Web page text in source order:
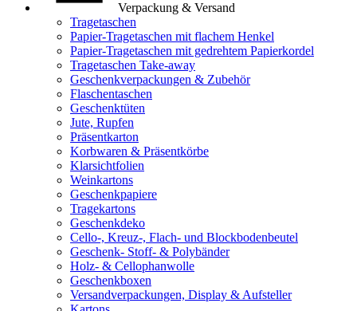
Verpackung & Versand
Tragetaschen
Papier-Tragetaschen mit flachem Henkel
Papier-Tragetaschen mit gedrehtem Papierkordel
Tragetaschen Take-away
Geschenkverpackungen & Zubehör
Flaschentaschen
Geschenktüten
Jute, Rupfen
Präsentkarton
Korbwaren & Präsentkörbe
Klarsichtfolien
Weinkartons
Geschenkpapiere
Tragekartons
Geschenkdeko
Cello-, Kreuz-, Flach- und Blockbodenbeutel
Geschenk- Stoff- & Polybänder
Holz- & Cellophanwolle
Geschenkboxen
Versandverpackungen, Display & Aufsteller